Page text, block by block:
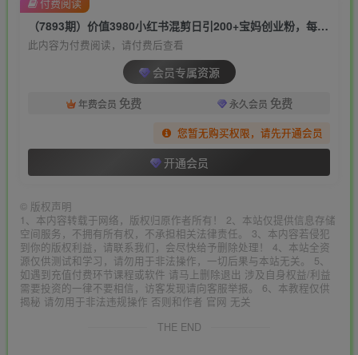
（7893期）价值3980小红书混剪日引200+宝妈创业粉，每天稳定四位数变现！
此内容为付费阅读，请付费后查看
会员专属资源
年费会员 免费 永久会员 免费
您暂无购买权限，请先开通会员
开通会员
© 版权声明
1、本内容转载于网络，版权归原作者所有！ 2、本站仅提供信息存储
空间服务，不拥有所有权，不承担相关法律责任。 3、本内容若侵犯
到你的版权利益，请联系我们，会尽快给予删除处理！ 4、本站全资
源仅供测试和学习，请勿用于非法操作，一切后果与本站无关。 5、
如遇到充值付费环节课程或软件 请马上删除退出 涉及自身权益/利益
需要投资的一律不要相信，访客发现请向客服举报。 6、本教程仅供
揭秘 请勿用于非法违规操作 否则和作者 官网 无关
THE END